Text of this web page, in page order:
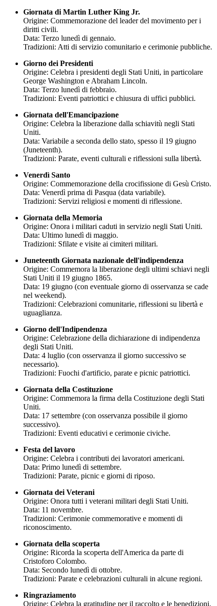
Giornata di Martin Luther King Jr.
Origine: Commemorazione del leader del movimento per i
diritti civili.
Data: Terzo lunedì di gennaio.
Tradizioni: Atti di servizio comunitario e cerimonie pubbliche.
Giorno dei Presidenti
Origine: Celebra i presidenti degli Stati Uniti, in particolare
George Washington e Abraham Lincoln.
Data: Terzo lunedì di febbraio.
Tradizioni: Eventi patriottici e chiusura di uffici pubblici.
Giornata dell'Emancipazione
Origine: Celebra la liberazione dalla schiavitù negli Stati
Uniti.
Data: Variabile a seconda dello stato, spesso il 19 giugno
(Juneteenth).
Tradizioni: Parate, eventi culturali e riflessioni sulla libertà.
Venerdì Santo
Origine: Commemorazione della crocifissione di Gesù Cristo.
Data: Venerdì prima di Pasqua (data variabile).
Tradizioni: Servizi religiosi e momenti di riflessione.
Giornata della Memoria
Origine: Onora i militari caduti in servizio negli Stati Uniti.
Data: Ultimo lunedì di maggio.
Tradizioni: Sfilate e visite ai cimiteri militari.
Juneteenth Giornata nazionale dell'indipendenza
Origine: Commemora la liberazione degli ultimi schiavi negli
Stati Uniti il 19 giugno 1865.
Data: 19 giugno (con eventuale giorno di osservanza se cade
nel weekend).
Tradizioni: Celebrazioni comunitarie, riflessioni su libertà e
uguaglianza.
Giorno dell'Indipendenza
Origine: Celebrazione della dichiarazione di indipendenza
degli Stati Uniti.
Data: 4 luglio (con osservanza il giorno successivo se
necessario).
Tradizioni: Fuochi d'artificio, parate e picnic patriottici.
Giornata della Costituzione
Origine: Commemora la firma della Costituzione degli Stati
Uniti.
Data: 17 settembre (con osservanza possibile il giorno
successivo).
Tradizioni: Eventi educativi e cerimonie civiche.
Festa del lavoro
Origine: Celebra i contributi dei lavoratori americani.
Data: Primo lunedì di settembre.
Tradizioni: Parate, picnic e giorni di riposo.
Giornata dei Veterani
Origine: Onora tutti i veterani militari degli Stati Uniti.
Data: 11 novembre.
Tradizioni: Cerimonie commemorative e momenti di
riconoscimento.
Giornata della scoperta
Origine: Ricorda la scoperta dell'America da parte di
Cristoforo Colombo.
Data: Secondo lunedì di ottobre.
Tradizioni: Parate e celebrazioni culturali in alcune regioni.
Ringraziamento
Origine: Celebra la gratitudine per il raccolto e le benedizioni.